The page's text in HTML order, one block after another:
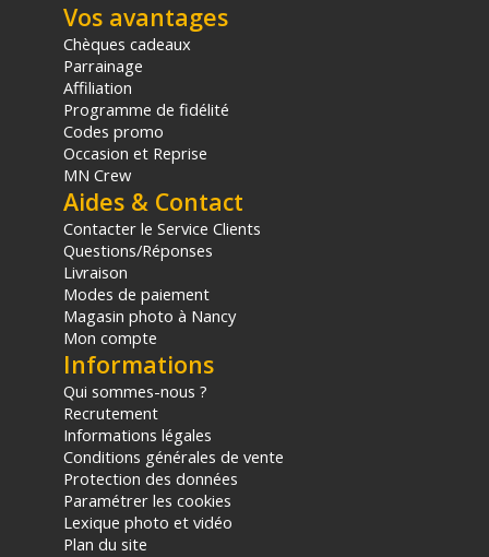
(1) Offre valable jusqu'au 31 Décembre 2030 à partir de 49 euros
d'achat, sur la base d'une expédition Chronopost 24H vers un point
relais situé en France continentale uniquement, valable uniquement
sur les produits de moins de 1m et moins de 20Kg.
(2) Sous réserve d'éligibilité.
(3) Nombre de points Fidélité estimés, hors remises au panier, basé
sur le prix TTC en €, les points seront effectivement calculés dans le
panier.
Vos avantages
Chèques cadeaux
Parrainage
Affiliation
Programme de fidélité
Codes promo
Occasion et Reprise
MN Crew
Aides & Contact
Contacter le Service Clients
Questions/Réponses
Livraison
Modes de paiement
Magasin photo à Nancy
Mon compte
Informations
Qui sommes-nous ?
Recrutement
Informations légales
Conditions générales de vente
Protection des données
Paramétrer les cookies
Lexique photo et vidéo
Plan du site